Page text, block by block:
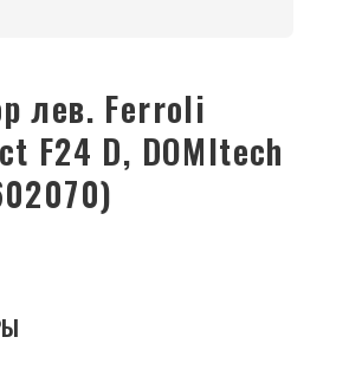
F24 D, DOMItech